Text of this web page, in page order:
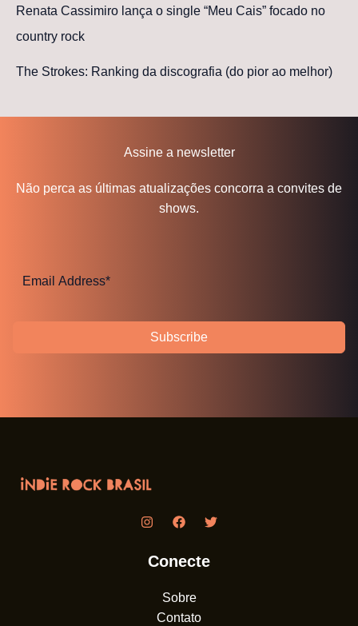
Renata Cassimiro lança o single “Meu Cais” focado no
country rock
The Strokes: Ranking da discografia (do pior ao melhor)
Assine a newsletter
Não perca as últimas atualizações concorra a convites de
shows.
Subscribe
Conecte
Sobre
Contato